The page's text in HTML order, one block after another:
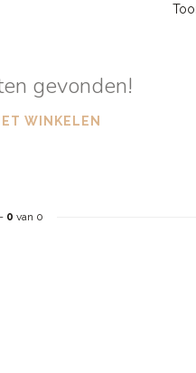
gevonden!
WINKELEN
- 0 van 0